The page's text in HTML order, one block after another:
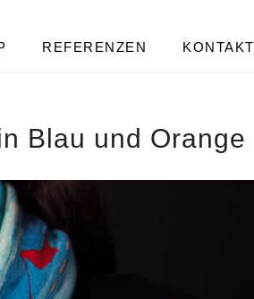
REFERENZEN KONTAKT
Blau und Orange